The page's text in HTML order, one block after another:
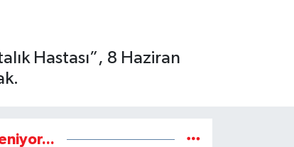
Hastası”, 8 Haziran